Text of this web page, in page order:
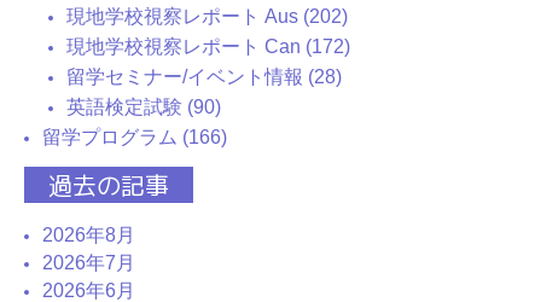
現地学校視察レポート Aus (202)
現地学校視察レポート Can (172)
留学セミナー/イベント情報 (28)
英語検定試験 (90)
留学プログラム (166)
過去の記事
2026年8月
2026年7月
2026年6月